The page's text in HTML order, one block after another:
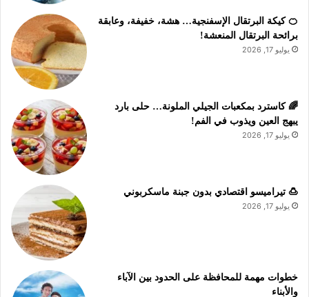
🍊 كيكة البرتقال الإسفنجية… هشة، خفيفة، وعابقة
برائحة البرتقال المنعشة!
يوليو 17, 2026
🌈 كاسترد بمكعبات الجيلي الملونة… حلى بارد
يبهج العين ويذوب في الفم!
يوليو 17, 2026
🍮 تيراميسو اقتصادي بدون جبنة ماسكربوني
يوليو 17, 2026
خطوات مهمة للمحافظة على الحدود بين الآباء
والأبناء